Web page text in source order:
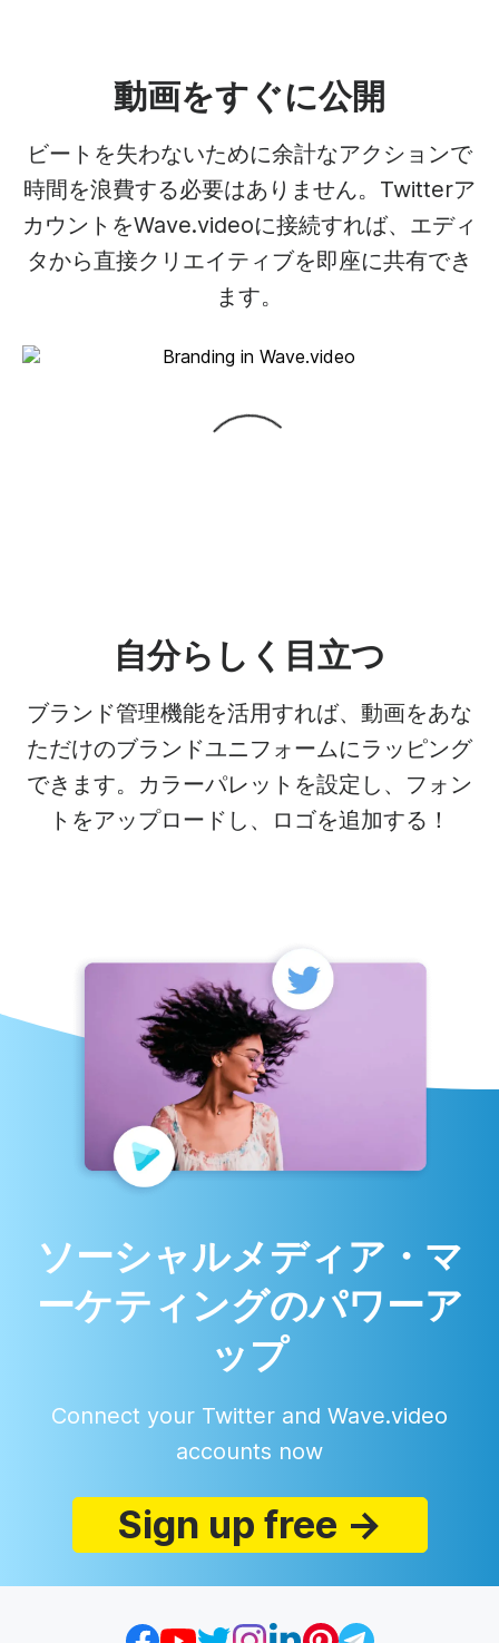
動画をすぐに公開
ビートを失わないために余計なアクションで
時間を浪費する必要はありません。Twitterア
カウントをWave.videoに接続すれば、エディ
タから直接クリエイティブを即座に共有でき
ます。
自分らしく目立つ
ブランド管理機能を活用すれば、動画をあな
ただけのブランドユニフォームにラッピング
できます。カラーパレットを設定し、フォン
トをアップロードし、ロゴを追加する！
ソーシャルメディア・マ
ーケティングのパワーア
ップ
Connect your Twitter and Wave.video
accounts now
Sign up free →